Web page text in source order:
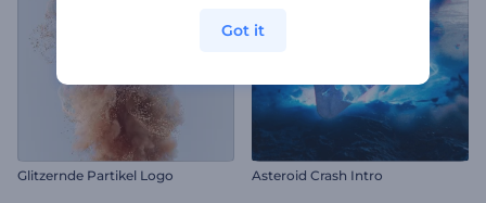
Glitzernde Partikel Logo Asteroid Crash Intro
Got it